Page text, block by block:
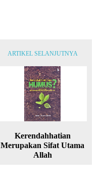
ARTIKEL SELANJUTNYA
Kerendahhatian
Merupakan Sifat Utama
Allah